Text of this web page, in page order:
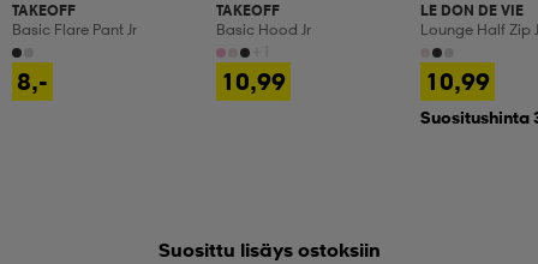
TAKEOFF
Basic Flare Pant Jr
8,-
TAKEOFF
Basic Hood Jr
10,99
LE DON DE VIE
Lounge Half Zip
10,99
Suositushinta
Suosittu lisäys ostoksiin